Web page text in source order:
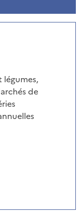
légumes,
de